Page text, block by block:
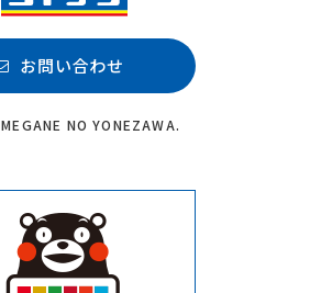
お問い合わせ
NO YONEZAWA.